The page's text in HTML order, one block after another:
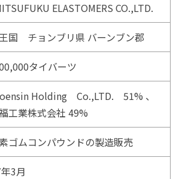
ELASTOMERS CO.,LTD.
国 チョンブリ県 バーンブン郡
タイバーツ
Holding Co.,LTD. 51% 、
工業株式会社 49%
ゴムコンパウンドの製造販売
3月